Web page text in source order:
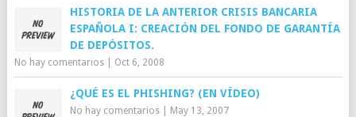
HISTORIA DE LA ANTERIOR CRISIS BANCARIA
ESPAÑOLA I: CREACIÓN DEL FONDO DE GARANTÍA
DE DEPÓSITOS.
No hay comentarios| Oct 6, 2008
¿QUÉ ES EL PHISHING? (EN VÍDEO)
No hay comentarios| May 13, 2007